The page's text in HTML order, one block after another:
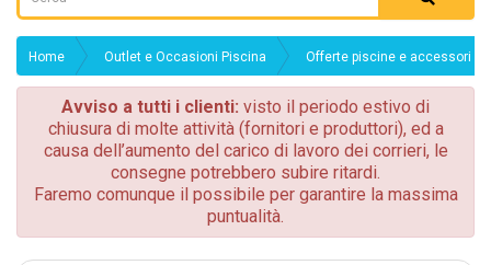
Home Outlet e Occasioni Piscina Offerte piscine e accessori
Avviso a tutti i clienti: visto il periodo estivo di
chiusura di molte attività (fornitori e produttori), ed a
causa dell’aumento del carico di lavoro dei corrieri, le
consegne potrebbero subire ritardi.
Faremo comunque il possibile per garantire la massima
puntualità.